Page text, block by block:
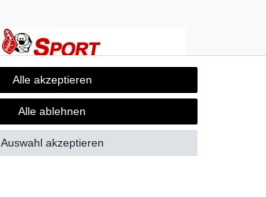
Alle akzeptieren
Alle ablehnen
Auswahl akzeptieren